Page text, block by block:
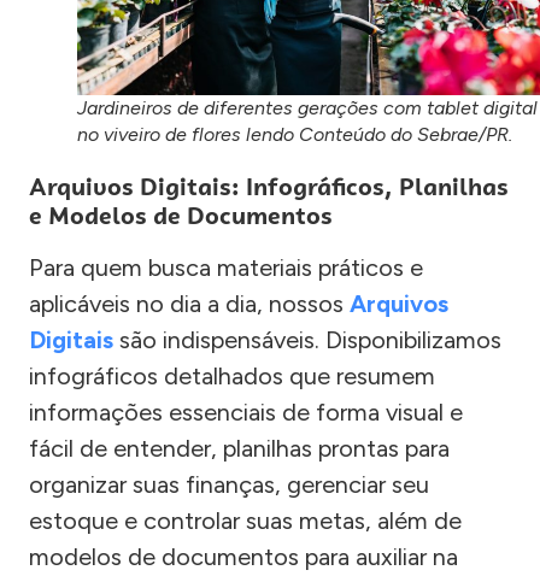
Jardineiros de diferentes gerações com tablet digital
no viveiro de flores lendo Conteúdo do Sebrae/PR.
Arquivos Digitais: Infográficos, Planilhas
e Modelos de Documentos
Para quem busca materiais práticos e
aplicáveis no dia a dia, nossos Arquivos
Digitais são indispensáveis. Disponibilizamos
infográficos detalhados que resumem
informações essenciais de forma visual e
fácil de entender, planilhas prontas para
organizar suas finanças, gerenciar seu
estoque e controlar suas metas, além de
modelos de documentos para auxiliar na